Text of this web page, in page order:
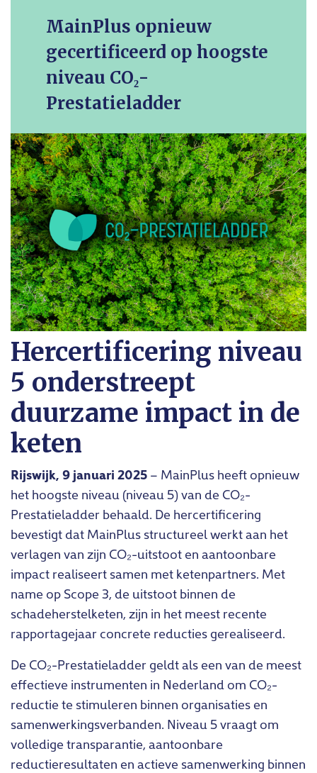
MainPlus opnieuw
gecertificeerd op hoogste
niveau CO₂-
Prestatieladder
Hercertificering niveau
5 onderstreept
duurzame impact in de
keten
Rijswijk, 9 januari 2025 – MainPlus heeft opnieuw
het hoogste niveau (niveau 5) van de CO₂-
Prestatieladder behaald. De hercertificering
bevestigt dat MainPlus structureel werkt aan het
verlagen van zijn CO₂-uitstoot en aantoonbare
impact realiseert samen met ketenpartners. Met
name op Scope 3, de uitstoot binnen de
schadeherstelketen, zijn in het meest recente
rapportagejaar concrete reducties gerealiseerd.
De CO₂-Prestatieladder geldt als een van de meest
effectieve instrumenten in Nederland om CO₂-
reductie te stimuleren binnen organisaties en
samenwerkingsverbanden. Niveau 5 vraagt om
volledige transparantie, aantoonbare
reductieresultaten en actieve samenwerking binnen